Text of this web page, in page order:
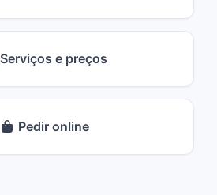
Serviços e preços
Pedir online